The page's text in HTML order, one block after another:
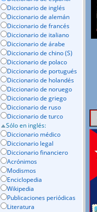
Diccionario de inglés
Diccionario de alemán
Diccionario de francés
Diccionario de italiano
Diccionario de árabe
Diccionario de chino (S)
Diccionario de polaco
Diccionario de portugués
Diccionario de holandés
Diccionario de noruego
Diccionario de griego
Diccionario de ruso
Diccionario de turco
Sólo en inglés:
Diccionario médico
Diccionario legal
Diccionario financiero
Acrónimos
Modismos
Enciclopedia
Wikipedia
Publicaciones periódicas
Literatura